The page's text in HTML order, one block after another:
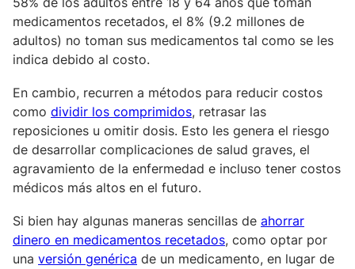
medicamentos recetados, el 8% (9.2 millones de
adultos) no toman sus medicamentos tal como se les
indica debido al costo.
En cambio, recurren a métodos para reducir costos
como dividir los comprimidos, retrasar las
reposiciones u omitir dosis. Esto les genera el riesgo
de desarrollar complicaciones de salud graves, el
agravamiento de la enfermedad e incluso tener costos
médicos más altos en el futuro.
Si bien hay algunas maneras sencillas de ahorrar
dinero en medicamentos recetados, como optar por
una versión genérica de un medicamento, en lugar de